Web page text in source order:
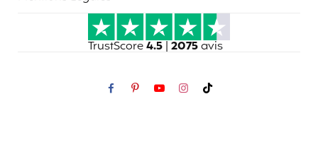
TrustScore4.5 | 2075avis